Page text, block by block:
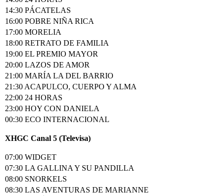
14:30 PÁCATELAS
16:00 POBRE NIÑA RICA
17:00 MORELIA
18:00 RETRATO DE FAMILIA
19:00 EL PREMIO MAYOR
20:00 LAZOS DE AMOR
21:00 MARÍA LA DEL BARRIO
21:30 ACAPULCO, CUERPO Y ALMA
22:00 24 HORAS
23:00 HOY CON DANIELA
00:30 ECO INTERNACIONAL
XHGC Canal 5 (Televisa)
07:00 WIDGET
07:30 LA GALLINA Y SU PANDILLA
08:00 SNORKELS
08:30 LAS AVENTURAS DE MARIANNE